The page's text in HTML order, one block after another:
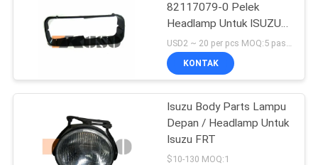
POLICY
Suku Cadang Hino
500
185
82117079-0 Pelek
Headlamp Untuk ISUZU
FORWARD GIGA FVR
FTR EXR
USD2 ~ 20 per pcs MOQ:5 pasang
KONTAK
Isuzu Body Parts Lampu
Depan / Headlamp Untuk
Isuzu FRT
$10-130 MOQ:1